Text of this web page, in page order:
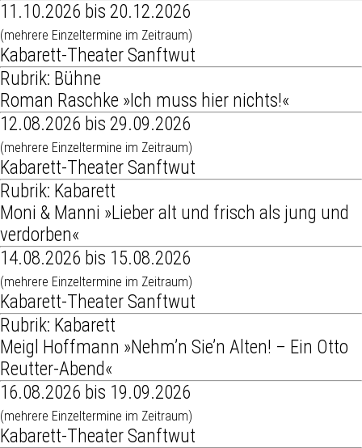
11.10.2026 bis 20.12.2026
(mehrere Einzeltermine im Zeitraum)
Kabarett-Theater Sanftwut
Rubrik: Bühne
Roman Raschke »Ich muss hier nichts!«
12.08.2026 bis 29.09.2026
(mehrere Einzeltermine im Zeitraum)
Kabarett-Theater Sanftwut
Rubrik: Kabarett
Moni & Manni »Lieber alt und frisch als jung und
verdorben«
14.08.2026 bis 15.08.2026
(mehrere Einzeltermine im Zeitraum)
Kabarett-Theater Sanftwut
Rubrik: Kabarett
Meigl Hoffmann »Nehm’n Sie’n Alten! – Ein Otto
Reutter-Abend«
16.08.2026 bis 19.09.2026
(mehrere Einzeltermine im Zeitraum)
Kabarett-Theater Sanftwut